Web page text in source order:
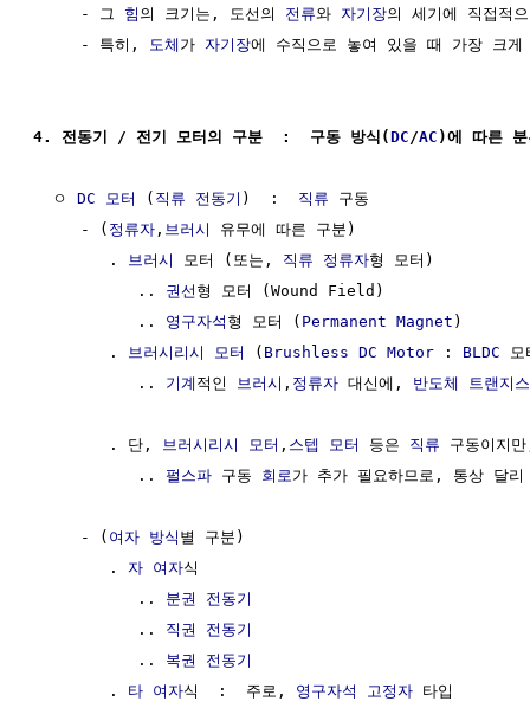
     - 그
힘 의 크기는, 도선의 전류와 자기장의 세기에 직접적
     - 특히,
도체 가 자기장에 수직으로 놓여 있을 때 가장 크게
4. 전동기 / 전기 모터의 구분  :  구동 방식(DC /AC )에 따른 분
  ㅇ
DC 모터 ( 직류 전동기 )  : 직류 구동
     - (
정류자 , 브러시
유무에 따른 구분)
        .
브러시 모터 (또는, 직류 정류자형 모터)
           ..
권선 형 모터 (Wound Field)
           ..
영구자석 형 모터 ( Permanent Magnet )
        .
브러시리시 모터 ( Brushless DC Motor : BLDC 모
           ..
기계 적인 브러시 , 정류자 대신에, 반도체 트랜지
        . 단,
브러시리시 모터 , 스텝 모터 등은 직류 구동이지
           ..
펄스파 구동 회로 가 추가 필요하므로, 통상 달리
     - (
여자 방식 별 구분)
        .
자 여자식
           ..
분권 전동기
           ..
직권 전동기
           ..
복권 전동기
        .
타 여자식  :  주로, 영구자석 고정자 타입